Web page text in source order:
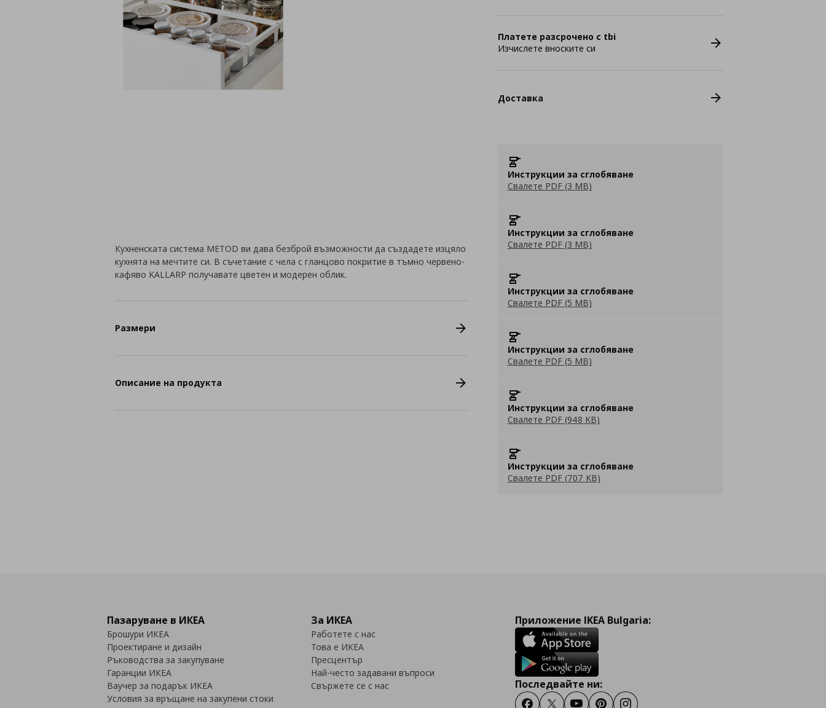
Платете разсрочено с tbi
Изчислете вноските си
Доставка
Инструкции за сглобяване
Свалете PDF (3 MB)
Инструкции за сглобяване
Свалете PDF (3 MB)
Инструкции за сглобяване
Свалете PDF (5 MB)
Инструкции за сглобяване
Свалете PDF (5 MB)
Инструкции за сглобяване
Свалете PDF (948 KB)
Инструкции за сглобяване
Свалете PDF (707 KB)
Кухненската система METOD ви дава безброй възможности да създадете изцяло
кухнята на мечтите си. В съчетание с чела с гланцово покритие в тъмно червено-
кафяво KALLARP получавате цветен и модерен облик.
Размери
Описание на продукта
Пазаруване в ИКЕА
Брошури ИКЕА
Проектиране и дизайн
Ръководства за закупуване
Гаранции ИКЕА
Ваучер за подарък ИКЕА
Условия за връщане на закупени стоки
За ИКЕА
Работете с нас
Това е ИКЕА
Пресцентър
Най-често задавани въпроси
Свържете се с нас
Приложение IKEA Bulgaria:
Последвайте ни: